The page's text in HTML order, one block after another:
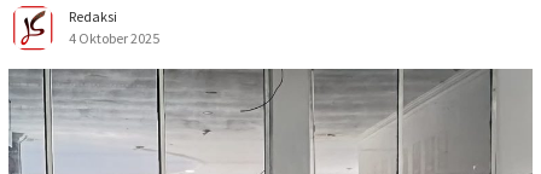
Redaksi
4 Oktober 2025